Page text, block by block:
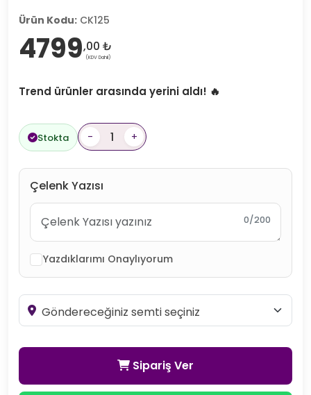
Ürün Kodu: CK125
4799,00 ₺
(KDV Dahil)
Trend ürünler arasında yerini aldı! 🔥
Stokta - +
Çelenk Yazısı
0/200
Yazdıklarımı Onaylıyorum
Sipariş Ver